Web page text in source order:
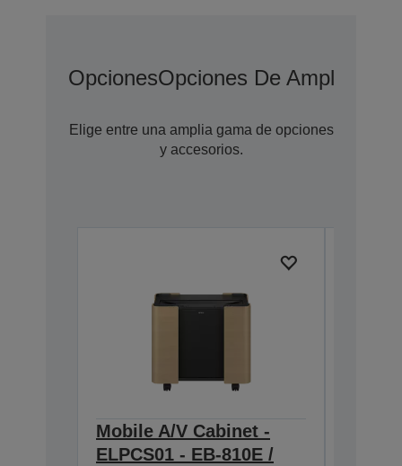
OpcionesOpciones De Ampliación
Elige entre una amplia gama de opciones
y accesorios.
Mobile A/V Cabinet -
ELPCS01 - EB-810E /